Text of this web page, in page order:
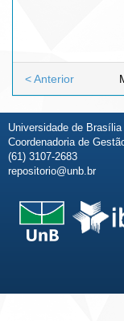
< Anterior
Universidade de
Coordenadoria de
(61) 3107-2683
repositorio@unb.br